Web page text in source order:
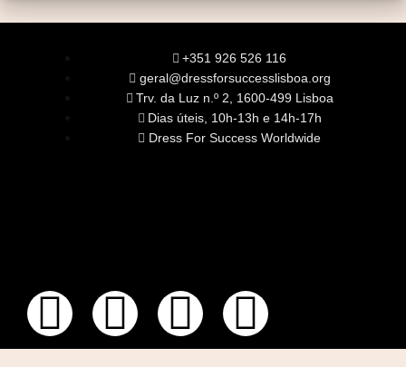
+351 926 526 116
geral@dressforsuccesslisboa.org
Trv. da Luz n.º 2, 1600-499 Lisboa
Dias úteis, 10h-13h e 14h-17h
Dress For Success Worldwide